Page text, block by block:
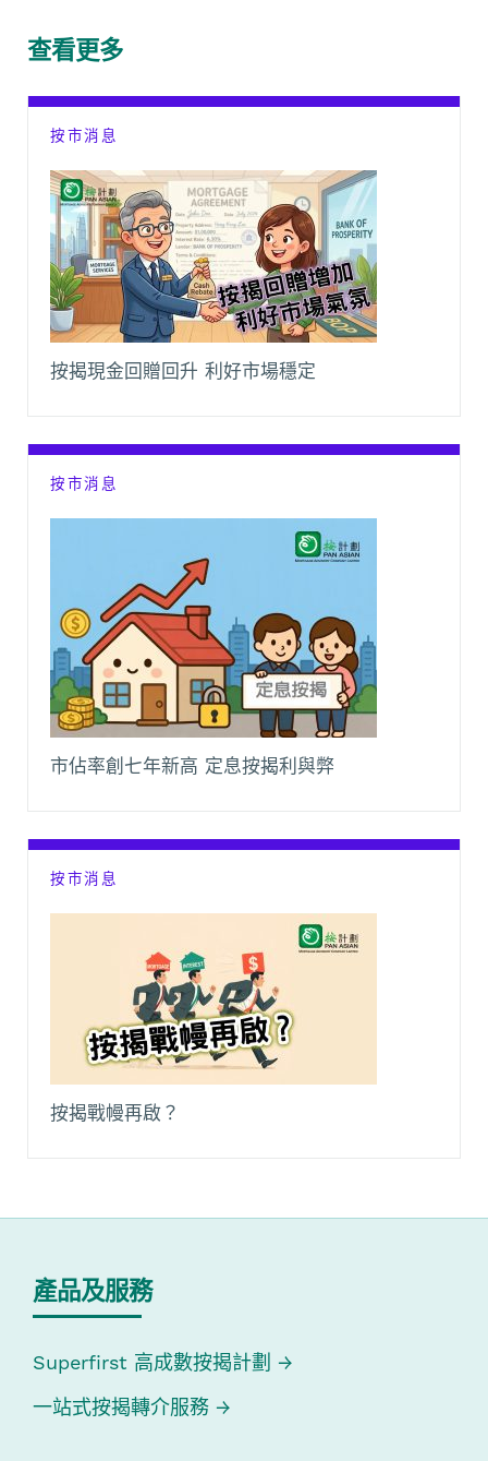
o
o
k
A
p
p
k
m
查看更多
按市消息
按揭現金回贈回升 利好市場穩定
按市消息
市佔率創七年新高 定息按揭利與弊
按市消息
按揭戰幔再啟？
產品及服務
Superfirst 高成數按揭計劃
一站式按揭轉介服務